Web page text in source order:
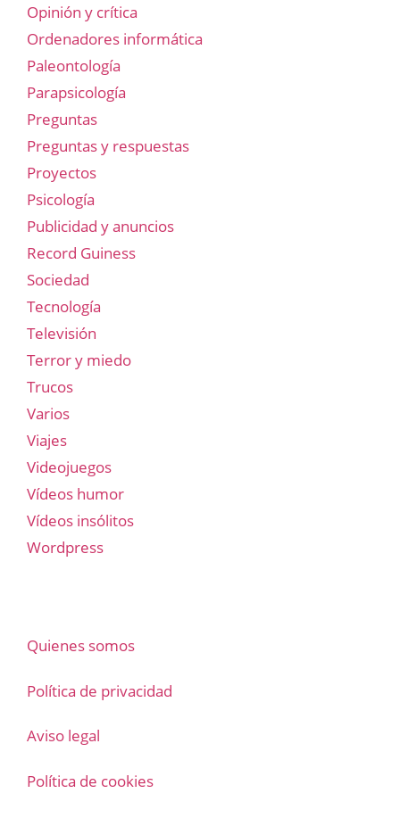
Opinión y crítica
Ordenadores informática
Paleontología
Parapsicología
Preguntas
Preguntas y respuestas
Proyectos
Psicología
Publicidad y anuncios
Record Guiness
Sociedad
Tecnología
Televisión
Terror y miedo
Trucos
Varios
Viajes
Videojuegos
Vídeos humor
Vídeos insólitos
Wordpress
Quienes somos
Política de privacidad
Aviso legal
Política de cookies